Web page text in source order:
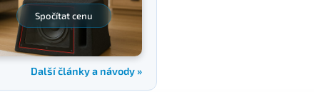
Spočítat cenu
Další články a návody »